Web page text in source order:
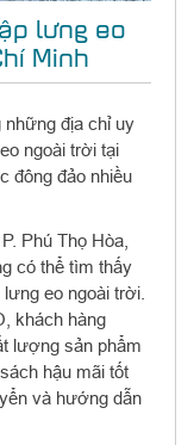
lưng eo
Minh
địa chỉ uy
ngoài trời tại
đông đảo nhiều
Phú Thọ Hòa,
có thể tìm thấy
eo ngoài trời.
khách hàng
lượng sản phẩm
hậu mãi tốt
và hướng dẫn